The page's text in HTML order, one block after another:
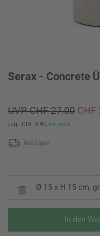
Serax - Concrete
UVP CHF 27.00 CHF
zzgl. CHF 9.90 Versand
Auf Lager
Ø 15 x H 15 cm,
In den